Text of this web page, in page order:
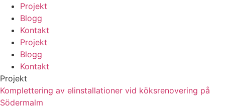
Projekt
Blogg
Kontakt
Projekt
Blogg
Kontakt
Projekt
Komplettering av elinstallationer vid köksrenovering på
Södermalm